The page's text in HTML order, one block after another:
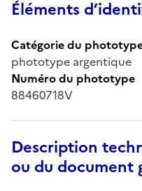
Éléments
Catégorie du
phototype argentique
Numéro du phototype
88460718V
Description
ou du document